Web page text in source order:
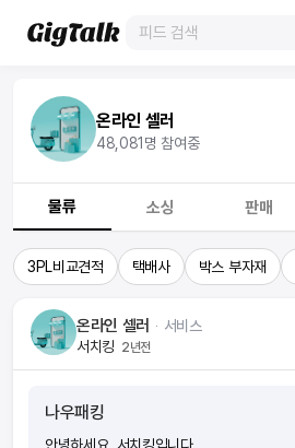
온라인 셀러
48,081명 참여중
물류 소싱 판매
3PL비교견적 택배사 박스 부자재
온라인 셀러 ᆞ 서비스
서치킹 2년전
나우패킹